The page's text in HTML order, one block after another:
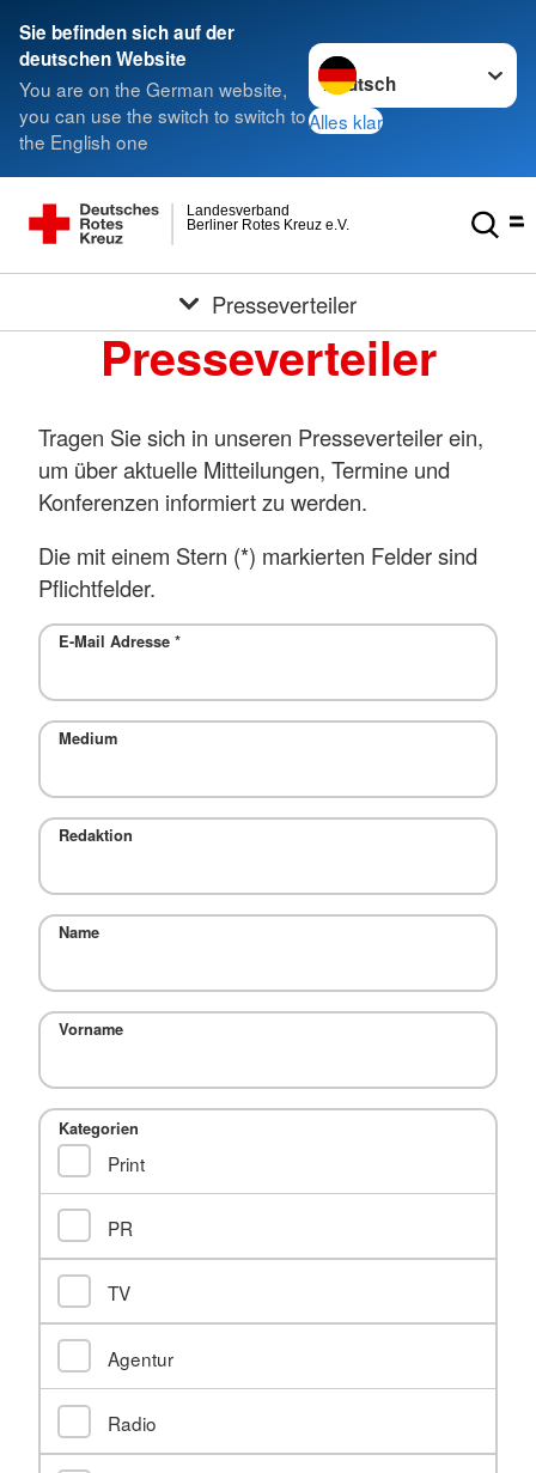
Sie befinden sich auf der
deutschen Website
You are on the German website,
you can use the switch to switch to
the English one
Sprache wechseln zu
Alles klar
Berliner Rotes Kreuz e.V.
Landesverband
Presseverteiler
Presseverteiler
Tragen Sie sich in unseren Presseverteiler ein,
um über aktuelle Mitteilungen, Termine und
Konferenzen informiert zu werden.
Die mit einem Stern (*) markierten Felder sind
Pflichtfelder.
E-Mail Adresse *
Medium
Redaktion
Name
Vorname
Kategorien
Print
PR
TV
Agentur
Radio